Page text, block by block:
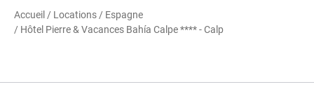
Accueil / Locations / Espagne
/ Hôtel Pierre & Vacances Bahía Calpe **** - Calp